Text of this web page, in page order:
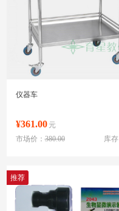
仪器车
¥361.00 元
库
市场价：380.00
推荐